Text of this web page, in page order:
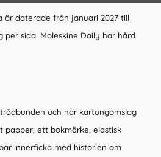
är daterade från januari 2027 till
per sida. Moleskine Daily har hård
och har kartongomslag
papper, ett bokmärke, elastisk
innerficka med historien om